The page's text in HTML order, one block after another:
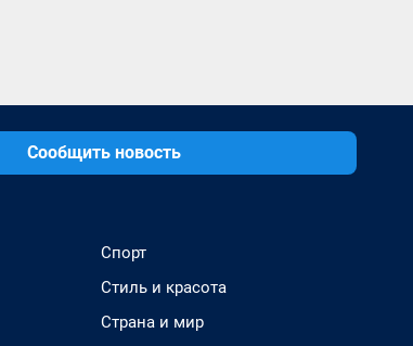
Сообщить новость
Спорт
Стиль и красота
Страна и мир